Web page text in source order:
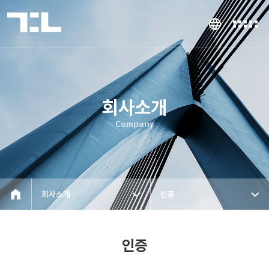
회사소개
Company
회사소개 인증
인증